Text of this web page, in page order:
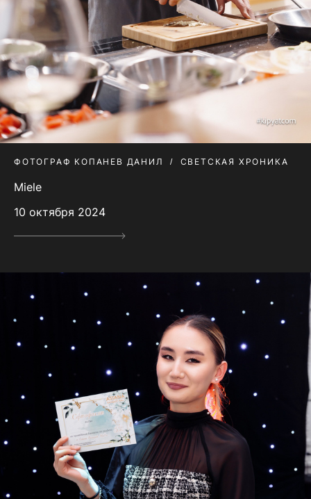
ФОТОГРАФ КОПАНЕВ ДАНИЛ СВЕТСКАЯ ХРОНИКА
Miele
10 октября 2024